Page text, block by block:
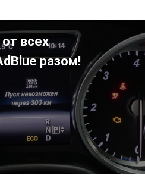
всех
разом!